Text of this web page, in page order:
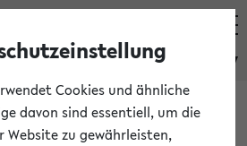
eKVV
Cookies und ähnliche
davon sind essentiell, um die
zu gewährleisten,